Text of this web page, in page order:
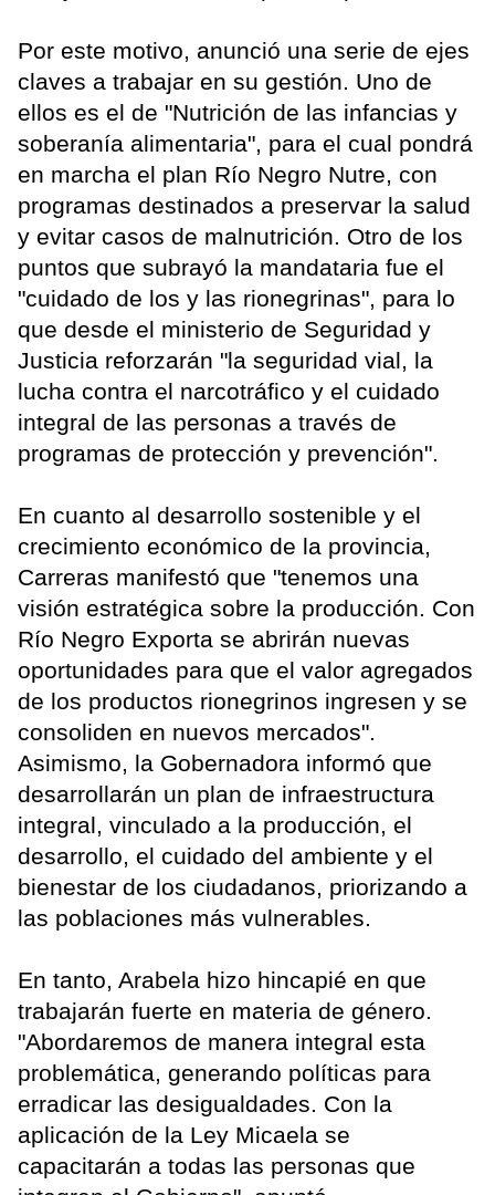
Por este motivo, anunció una serie de ejes
claves a trabajar en su gestión. Uno de
ellos es el de "Nutrición de las infancias y
soberanía alimentaria", para el cual pondrá
en marcha el plan Río Negro Nutre, con
programas destinados a preservar la salud
y evitar casos de malnutrición. Otro de los
puntos que subrayó la mandataria fue el
"cuidado de los y las rionegrinas", para lo
que desde el ministerio de Seguridad y
Justicia reforzarán "la seguridad vial, la
lucha contra el narcotráfico y el cuidado
integral de las personas a través de
programas de protección y prevención".
En cuanto al desarrollo sostenible y el
crecimiento económico de la provincia,
Carreras manifestó que "tenemos una
visión estratégica sobre la producción. Con
Río Negro Exporta se abrirán nuevas
oportunidades para que el valor agregados
de los productos rionegrinos ingresen y se
consoliden en nuevos mercados".
Asimismo, la Gobernadora informó que
desarrollarán un plan de infraestructura
integral, vinculado a la producción, el
desarrollo, el cuidado del ambiente y el
bienestar de los ciudadanos, priorizando a
las poblaciones más vulnerables.
En tanto, Arabela hizo hincapié en que
trabajarán fuerte en materia de género.
"Abordaremos de manera integral esta
problemática, generando políticas para
erradicar las desigualdades. Con la
aplicación de la Ley Micaela se
capacitarán a todas las personas que